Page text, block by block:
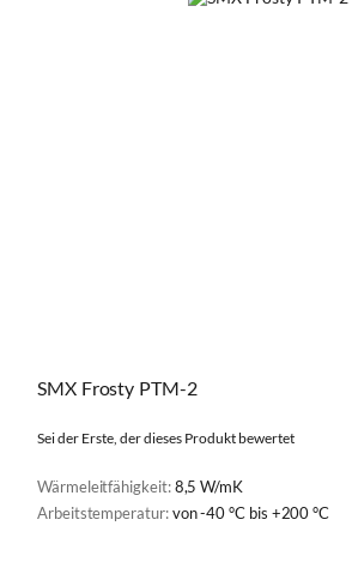
SMX Frosty PTM-2
Sei der Erste, der dieses Produkt bewertet
Wärmeleitfähigkeit:8,5 W/mK
Arbeitstemperatur:von -40 °C bis +200 °C